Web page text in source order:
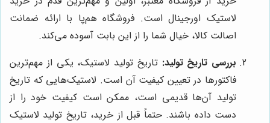
لاستیک اورجینال است. فروشگاه هم‌پا با ارائه ضمانت
اصالت کالا، خیال شما را از این بابت آسوده می‌کند.
بررسی تاریخ تولید: تاریخ تولید لاستیک، یکی از مهم‌ترین
فاکتورها در تعیین کیفیت آن است. لاستیک‌هایی که تاریخ
تولید آن‌ها قدیمی است، ممکن است کیفیت خود را از
دست داده باشند. حتماً قبل از خرید، تاریخ تولید لاستیک